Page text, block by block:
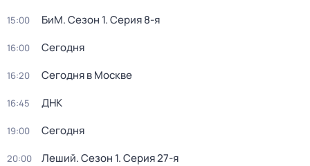
15:00 БиМ. Сезон 1. Серия 8-я
16:00 Сегодня
16:20 Сегодня в Москве
16:45 ДНК
19:00 Сегодня
20:00 Леший. Сезон 1. Серия 27-я